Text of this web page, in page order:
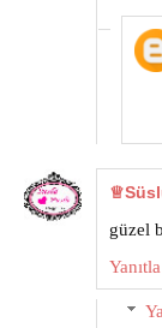
güzel
Yanıtla